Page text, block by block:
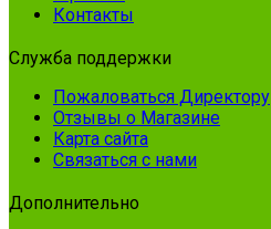
Контакты
Служба поддержки
Пожаловаться Директору
Отзывы о Магазине
Карта сайта
Связаться с нами
Дополнительно